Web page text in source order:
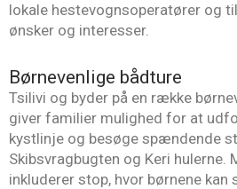
lokale hestevognsoperatører og
ønsker og interesser.
Børnevenlige bådture
Tsilivi og byder på en række
giver familier mulighed for at
kystlinje og besøge spændende
Skibsvragbugten og Keri hulerne.
inkluderer stop, hvor børnene kan